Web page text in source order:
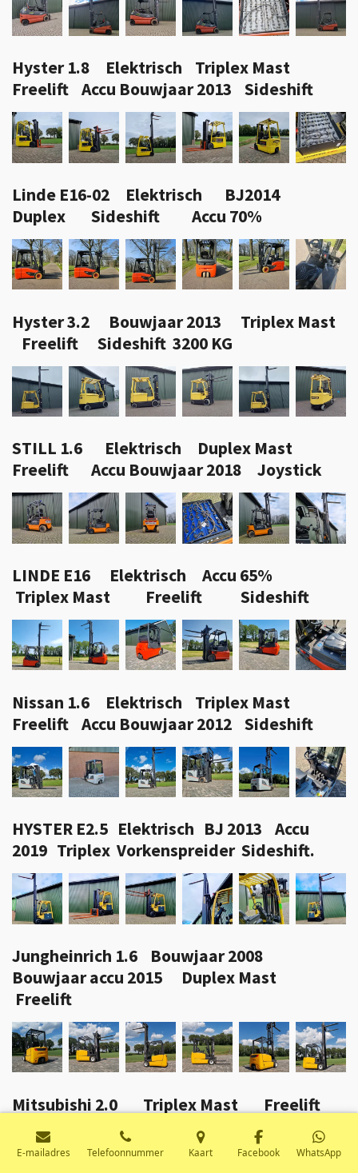
Hyster 1.8 Elektrisch Triplex Mast
Freelift Accu Bouwjaar 2013 Sideshift
Linde E16-02 Elektrisch BJ2014
Duplex Sideshift Accu 70%
Hyster 3.2 Bouwjaar 2013 Triplex Mast
Freelift Sideshift 3200 KG
STILL 1.6 Elektrisch Duplex Mast
Freelift Accu Bouwjaar 2018 Joystick
LINDE E16 Elektrisch Accu 65%
Triplex Mast Freelift Sideshift
Nissan 1.6 Elektrisch Triplex Mast
Freelift Accu Bouwjaar 2012 Sideshift
HYSTER E2.5 Elektrisch BJ 2013 Accu
2019 Triplex Vorkenspreider Sideshift.
Jungheinrich 1.6 Bouwjaar 2008
Bouwjaar accu 2015 Duplex Mast
Freelift
Mitsubishi 2.0 Triplex Mast Freelift
Sideshift Accu Bouwjaar 2017
E-mailadres Telefoonnummer Kaart Facebook WhatsApp